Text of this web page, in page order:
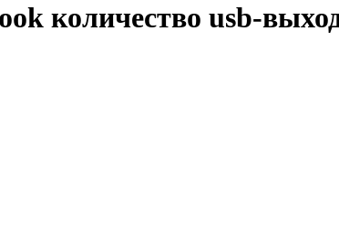
количество usb-